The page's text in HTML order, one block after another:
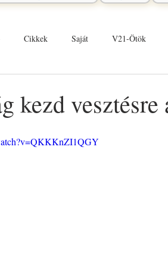
Cikkek Saját V21-Ötök
kezd